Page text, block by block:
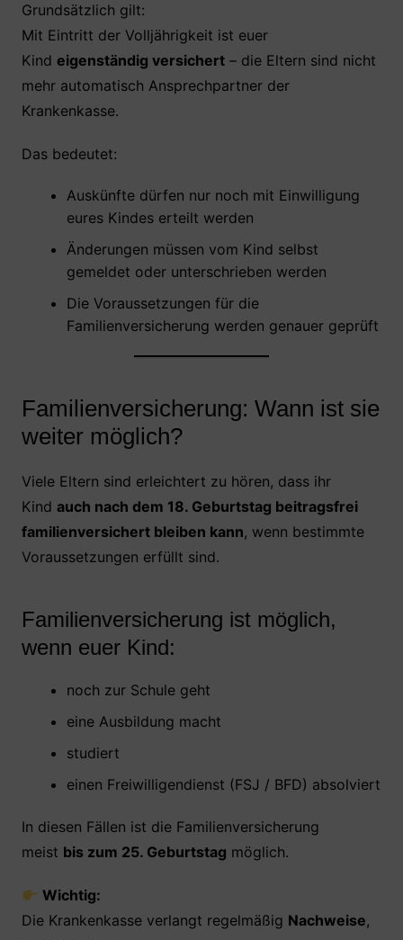
Grundsätzlich gilt:
Mit Eintritt der Volljährigkeit ist euer
Kind eigenständig versichert– die Eltern sind nicht
mehr automatisch Ansprechpartner der
Krankenkasse.
Das bedeutet:
Auskünfte dürfen nur noch mit Einwilligung
eures Kindes erteilt werden
Änderungen müssen vom Kind selbst
gemeldet oder unterschrieben werden
Die Voraussetzungen für die
Familienversicherung werden genauer geprüft
Familienversicherung: Wann ist sie
weiter möglich?
Viele Eltern sind erleichtert zu hören, dass ihr
Kind auch nach dem 18. Geburtstag beitragsfrei
familienversichert bleiben kann, wenn bestimmte
Voraussetzungen erfüllt sind.
Familienversicherung ist möglich,
wenn euer Kind:
noch zur Schule geht
eine Ausbildung macht
studiert
einen Freiwilligendienst (FSJ / BFD) absolviert
In diesen Fällen ist die Familienversicherung
meist bis zum 25. Geburtstag möglich.
Wichtig:
Die Krankenkasse verlangt regelmäßig Nachweise,